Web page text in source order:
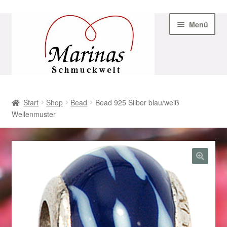
Navigation
Menü
AGB
Beispiel-Seite
Datenschutz
Geschenke zu Ostern 2023
Geschenke zu Ostern 2024
Start Shop Bead
Bead 925 Silber blau/weiß
Wellenmuster